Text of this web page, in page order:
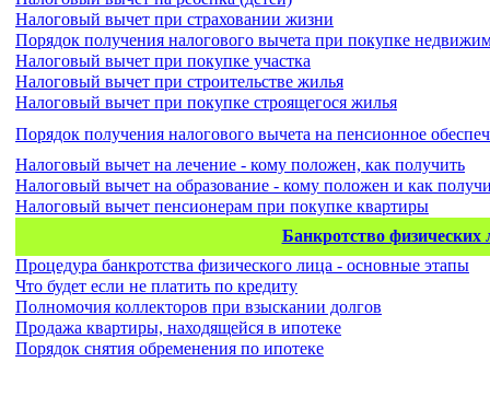
Налоговый вычет при страховании жизни
Порядок получения налогового вычета при покупке
Налоговый вычет при покупке участка
Налоговый вычет при строительстве жилья
Налоговый вычет при покупке строящегося жилья
Порядок получения налогового вычета на пенсионное
Налоговый вычет на лечение - кому положен, как получить
Налоговый вычет на образование - кому положен и как
Налоговый вычет пенсионерам при покупке квартиры
Банкротство физических
Процедура банкротства физического лица - основные этапы
Что будет если не платить по кредиту
Полномочия коллекторов при взыскании долгов
Продажа квартиры, находящейся в ипотеке
Порядок снятия обременения по ипотеке